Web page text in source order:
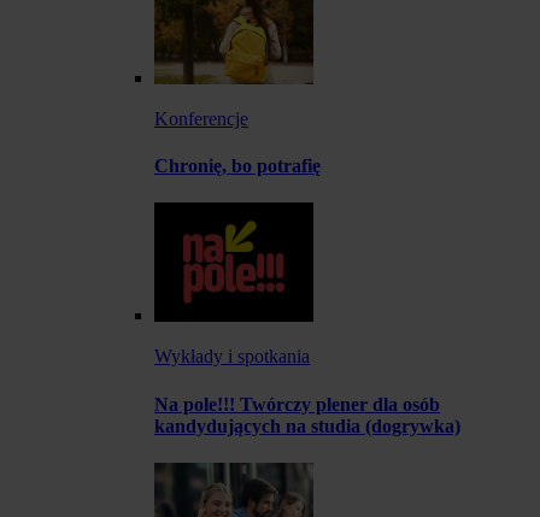
Konferencje
Chronię, bo potrafię
Wykłady i spotkania
Na pole!!! Twórczy plener dla osób
kandydujących na studia (dogrywka)